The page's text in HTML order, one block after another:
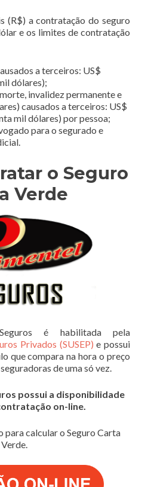
(R$) a contratação do seguro
e os limites de contratação
a terceiros: US$
dólares);
invalidez permanente e
causados a terceiros: US$
mil dólares) por pessoa;
para o segurado e
o Seguro
Verde
é habilitada pela
Privados (SUSEP) e possui
que compara na hora o preço
de uma só vez.
possui a disponibilidade
on-line.
para calcular o Seguro Carta
Verde.